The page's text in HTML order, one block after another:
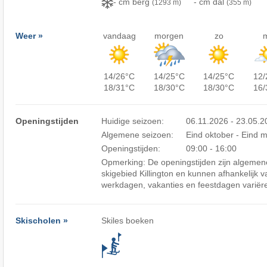
(1293 m) (355 m)
Weer » vandaag
14/26°C
18/31°C
morgen
14/25°C
18/30°C
zo
14/25°C
18/30°C
12/
16/
Openingstijden Huidige seizoen:
06.11.2026 -
Algemene seizoen:
Eind oktober - Eind
Openingstijden:
09:00 - 16:00
Opmerking: De openingstijden zijn
skigebied Killington en kunnen afhankelijk
werkdagen, vakanties en feestdagen
Skischolen » Skiles boeken